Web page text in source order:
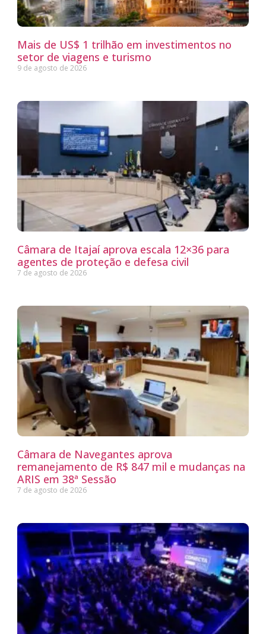
Mais de US$ 1 trilhão em investimentos no
setor de viagens e turismo
9 de agosto de 2026
Câmara de Itajaí aprova escala 12×36 para
agentes de proteção e defesa civil
7 de agosto de 2026
Câmara de Navegantes aprova
remanejamento de R$ 847 mil e mudanças na
ARIS em 38ª Sessão
7 de agosto de 2026